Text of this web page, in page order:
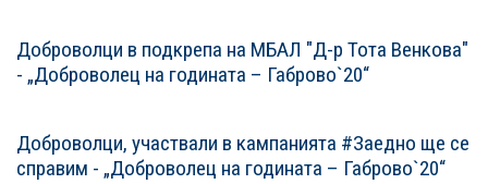
Доброволци в подкрепа на МБАЛ "Д-р Тота Венкова"
- „Доброволец на годината – Габрово`20“
Доброволци, участвали в кампанията #Заедно ще се
справим - „Доброволец на годината – Габрово`20“